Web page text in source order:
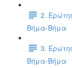
2.
Βήμα-Βήμα
3.
Βήμα-Βήμα